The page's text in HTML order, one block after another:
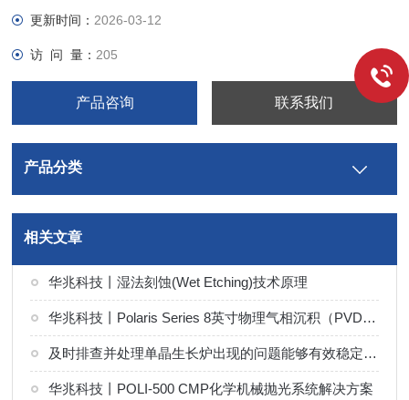
更新时间： 2026-03-12
访 问 量： 205
产品咨询 联系我们
产品分类
相关文章
华兆科技丨湿法刻蚀(Wet Etching)技术原理
华兆科技丨Polaris Series 8英寸物理气相沉积（PVD）系统解决方案
及时排查并处理单晶生长炉出现的问题能够有效稳定晶体生长环境
华兆科技丨POLI-500 CMP化学机械抛光系统解决方案